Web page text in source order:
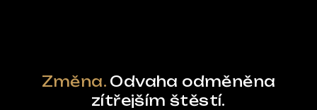
Změna. Odvaha odměněna
zítřejším štěstí.